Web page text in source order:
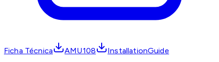
Ficha Técnica AMU108 InstallationGuide